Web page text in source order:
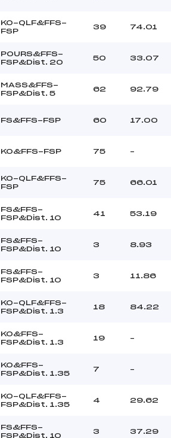
KO-QLF&FFS-
FSP
39 74.01
POURS&FFS-
FSP&Dist. 20
50 33.07
MASS&FFS-
FSP&Dist. 5
62 92.79
FS&FFS-FSP 60 17.00
KO&FFS-FSP 75 –
KO-QLF&FFS-
FSP
75 66.01
FS&FFS-
FSP&Dist. 10
41 53.19
FS&FFS-
FSP&Dist. 10
3 8.93
FS&FFS-
FSP&Dist. 10
3 11.86
KO-QLF&FFS-
FSP&Dist. 1.3
18 84.22
KO&FFS-
FSP&Dist. 1.3
19 –
KO&FFS-
FSP&Dist. 1.35
7 –
KO-QLF&FFS-
FSP&Dist. 1.35
4 29.62
FS&FFS-
FSP&Dist. 10
3 37.29